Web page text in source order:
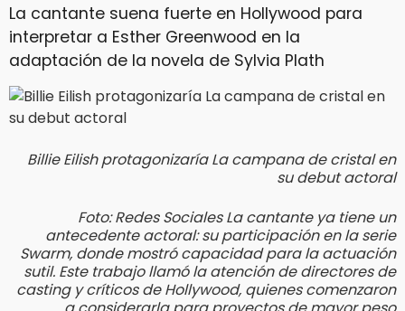
La cantante suena fuerte en Hollywood para
interpretar a Esther Greenwood en la
adaptación de la novela de Sylvia Plath
Billie Eilish protagonizaría La campana de cristal en
su debut actoral
Foto: Redes Sociales La cantante ya tiene un
antecedente actoral: su participación en la serie
Swarm, donde mostró capacidad para la actuación
sutil. Este trabajo llamó la atención de directores de
casting y críticos de Hollywood, quienes comenzaron